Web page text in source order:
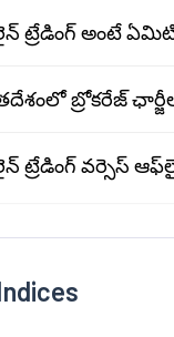
ట్రేడింగ్ అంటే
బ్రోకరేజ్
ట్రేడింగ్ వర్సెస్